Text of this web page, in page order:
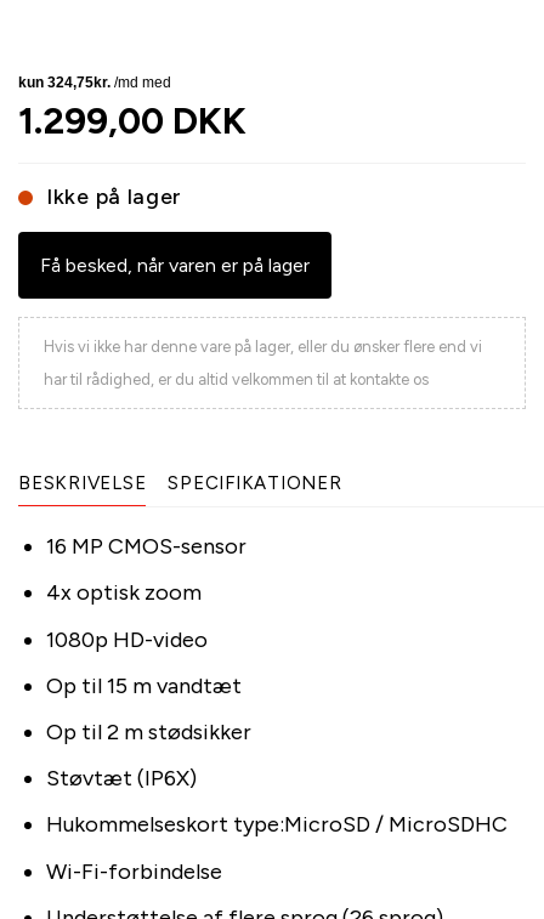
1.299,00 DKK
Ikke på lager
Få besked, når varen er på lager
Hvis vi ikke har denne vare på lager, eller du ønsker flere end vi
har til rådighed, er du altid velkommen til at kontakte os
BESKRIVELSE SPECIFIKATIONER
16 MP CMOS-sensor
4x optisk zoom
1080p HD-video
Op til 15 m vandtæt
Op til 2 m stødsikker
Støvtæt (IP6X)
Hukommelseskort type:MicroSD / MicroSDHC
Wi-Fi-forbindelse